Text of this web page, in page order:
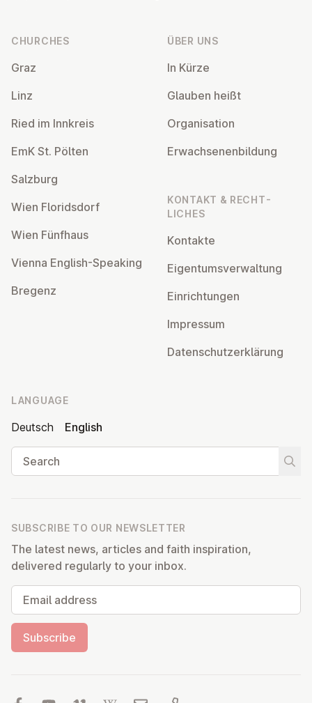
CHURCHES
Graz
Linz
Ried im Innkreis
EmK St. Pölten
Salzburg
Wien Flor­idsdorf
Wien Fünfhaus
Vienna English-Speaking
Bregenz
ÜBER UNS
In Kürze
Glauben heißt
Or­gan­isa­tion
Er­wach­sen­en­bildung
KONTAKT & RECHT­
LICHES
Kontakte
Ei­gentums­ver­wal­tung
Ein­rich­tun­gen
Impressum
Datens­chutzerklärung
LANGUAGE
Deutsch
English
Search
SUBSCRIBE TO OUR NEWSLETTER
The latest news, articles and faith inspiration,
delivered regularly to your inbox.
Email address
Subscribe